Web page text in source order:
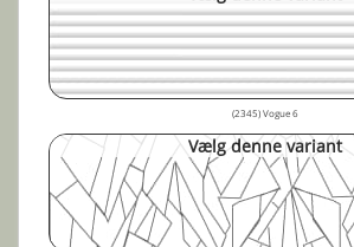
(2345) Vogue 6
Vælg denne variant